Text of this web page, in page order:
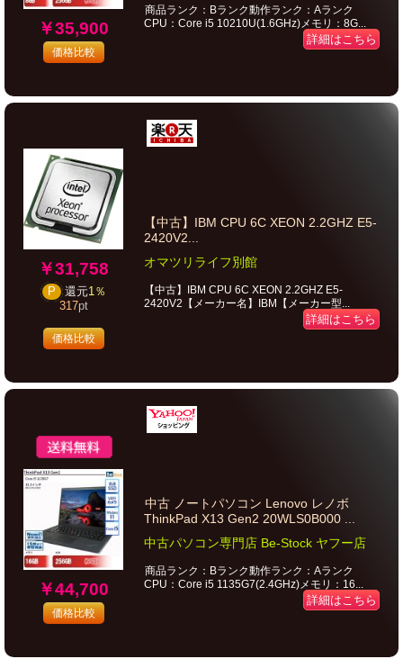
￥35,900
価格比較
商品ランク：Bランク動作ランク：Aランク
CPU：Core i5 10210U(1.6GHz)メモリ：8G...
詳細はこちら
￥31,758
P 還元1％
317pt
価格比較
【中古】IBM CPU 6C XEON 2.2GHZ E5-
2420V2...
オマツリライフ別館
【中古】IBM CPU 6C XEON 2.2GHZ E5-
2420V2【メーカー名】IBM【メーカー型...
詳細はこちら
￥44,700
価格比較
中古 ノートパソコン Lenovo レノボ
ThinkPad X13 Gen2 20WLS0B000 ...
中古パソコン専門店 Be-Stock ヤフー店
商品ランク：Bランク動作ランク：Aランク
CPU：Core i5 1135G7(2.4GHz)メモリ：16...
詳細はこちら